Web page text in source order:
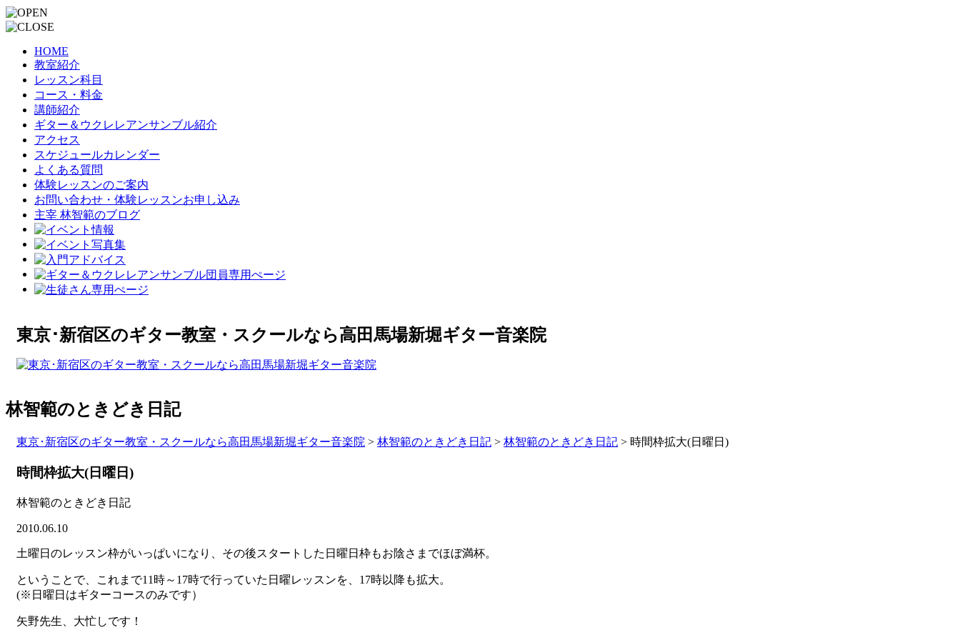
HOME
教室紹介
レッスン科目
コース・料金
講師紹介
ギター＆ウクレレアンサンブル紹介
アクセス
スケジュールカレンダー
よくある質問
体験レッスンのご案内
お問い合わせ・体験レッスンお申し込み
主宰 林智範のブログ
東京･新宿区のギター教室・スクールなら高田馬場新堀ギター音楽院
林智範のときどき日記
東京･新宿区のギター教室・スクールなら高田馬場新堀ギター音楽院 > 林智範のときどき日記 > 林智範のときどき日記 > 時間枠拡大(日曜日)
時間枠拡大(日曜日)
林智範のときどき日記
2010.06.10
土曜日のレッスン枠がいっぱいになり、その後スタートした日曜日枠もお陰さまでほぼ満杯。
ということで、これまで11時～17時で行っていた日曜レッスンを、17時以降も拡大。
(※日曜日はギターコースのみです）
矢野先生、大忙しです！